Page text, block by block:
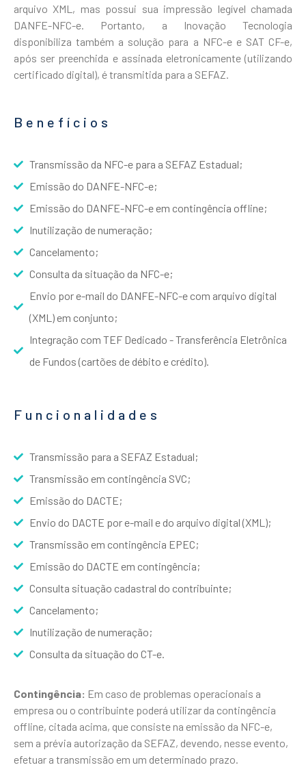
arquivo XML, mas possui sua impressão legível chamada
DANFE-NFC-e. Portanto, a Inovação Tecnologia
disponibiliza também a solução para a NFC-e e SAT CF-e,
após ser preenchida e assinada eletronicamente (utilizando
certificado digital), é transmitida para a SEFAZ.
Benefícios
Transmissão da NFC-e para a SEFAZ Estadual;
Emissão do DANFE-NFC-e;
Emissão do DANFE-NFC-e em contingência offline;
Inutilização de numeração;
Cancelamento;
Consulta da situação da NFC-e;
Envio por e-mail do DANFE-NFC-e com arquivo digital
(XML) em conjunto;
Integração com TEF Dedicado - Transferência Eletrônica
de Fundos (cartões de débito e crédito).
Funcionalidades
Transmissão para a SEFAZ Estadual;
Transmissão em contingência SVC;
Emissão do DACTE;
Envio do DACTE por e-mail e do arquivo digital (XML);
Transmissão em contingência EPEC;
Emissão do DACTE em contingência;
Consulta situação cadastral do contribuinte;
Cancelamento;
Inutilização de numeração;
Consulta da situação do CT-e.
Contingência: Em caso de problemas operacionais a
empresa ou o contribuinte poderá utilizar da contingência
offline, citada acima, que consiste na emissão da NFC-e,
sem a prévia autorização da SEFAZ, devendo, nesse evento,
efetuar a transmissão em um determinado prazo.